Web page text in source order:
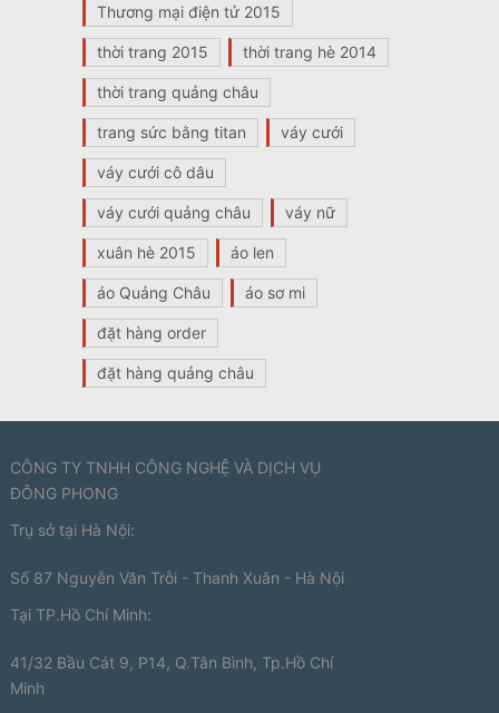
Thương mại điện tử 2015
thời trang 2015 thời trang hè 2014
thời trang quảng châu
trang sức bằng titan váy cưới
váy cưới cô dâu
váy cưới quảng châu váy nữ
xuân hè 2015 áo len
áo Quảng Châu áo sơ mi
đặt hàng order
đặt hàng quảng châu
CÔNG TY TNHH CÔNG NGHỆ VÀ DỊCH VỤ
ĐÔNG PHONG
Trụ sở tại Hà Nội:
Số 87 Nguyễn Văn Trỗi - Thanh Xuân - Hà Nội
Tại TP.Hồ Chí Minh:
41/32 Bầu Cát 9, P14, Q.Tân Bình, Tp.Hồ Chí
Minh